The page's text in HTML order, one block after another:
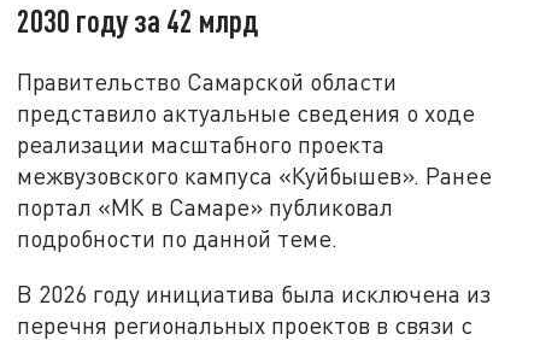
2030 году за 42 млрд
Правительство Самарской области
представило актуальные сведения о ходе
реализации масштабного проекта
межвузовского кампуса «Куйбышев». Ранее
портал «МК в Самаре» публиковал
подробности по данной теме.
В 2026 году инициатива была исключена из
перечня региональных проектов в связи с